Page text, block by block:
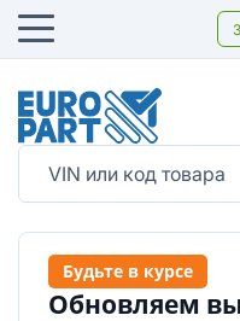
Будьте в курсе
Обновляем